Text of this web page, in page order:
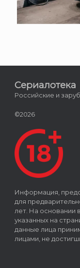
Сериалотека
Российские и
©2026
Информация,
для
лет. На основании
указанных на
данные лица
лицами, не